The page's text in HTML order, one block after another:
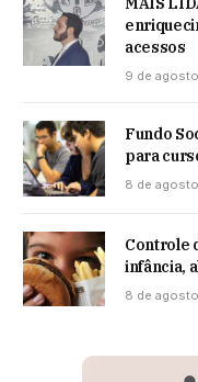
acessos
9 de
Fundo
para
8 de
Controle
infância,
8 de